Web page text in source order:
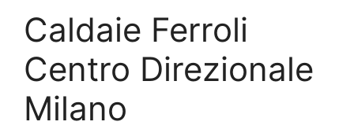
Caldaie Ferroli
Centro Direzionale
Milano